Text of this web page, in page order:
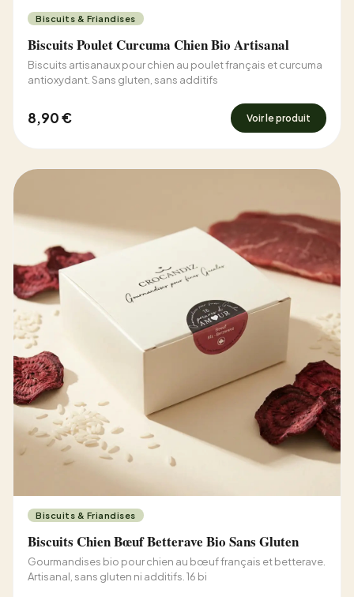
Biscuits & Friandises
Biscuits Poulet Curcuma Chien Bio Artisanal
Biscuits artisanaux pour chien au poulet français et curcuma
antioxydant. Sans gluten, sans additifs
8,90 € Voir le produit
Biscuits & Friandises
Biscuits Chien Bœuf Betterave Bio Sans Gluten
Gourmandises bio pour chien au bœuf français et betterave.
Artisanal, sans gluten ni additifs. 16 bi